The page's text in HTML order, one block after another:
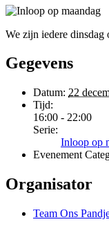
We zijn iedere dinsdag
Gegevens
Datum: 22
Tijd:
16:00 - 22:00
Serie:
Inloop op
Evenement
Organisator
Team Ons